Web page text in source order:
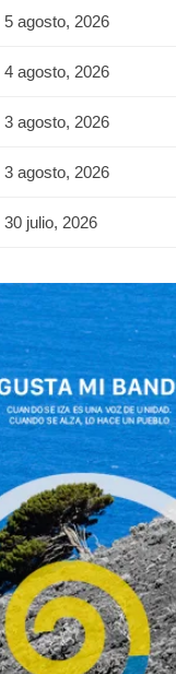
5 agosto, 2026
4 agosto, 2026
3 agosto, 2026
3 agosto, 2026
30 julio, 2026